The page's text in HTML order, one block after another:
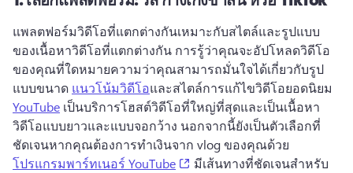
แพลตฟอร์มวิดีโอที่แตกต่างกันเหมาะกับสไตล์และรูปแบบ
ของเนื้อหาวิดีโอที่แตกต่างกัน การรู้ว่าคุณจะอัปโหลดวิดีโอ
ของคุณที่ใดหมายความว่าคุณสามารถมั่นใจได้เกี่ยวกับรูป
แบบขนาด แนวโน้มวิดีโอและสไตล์การแก้ไขวิดีโอยอดนิยม
YouTube เป็นบริการโฮสต์วิดีโอที่ใหญ่ที่สุดและเป็นเนื้อหา
วิดีโอแบบยาวและแบบจอกว้าง นอกจากนี้ยังเป็นตัวเลือกที่
ชัดเจนหากคุณต้องการทําเงินจาก vlog ของคุณด้วย
โปรแกรมพาร์ทเนอร์ YouTube
(opens in a new tab)
มีเส้นทางที่ชัดเจนสําหรับ